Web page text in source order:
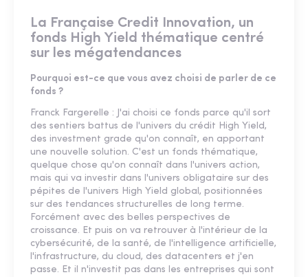
La Française Credit Innovation, un
fonds High Yield thématique centré
sur les mégatendances
Pourquoi est-ce que vous avez choisi de parler de ce
fonds ?
Franck Fargerelle : J'ai choisi ce fonds parce qu'il sort
des sentiers battus de l'univers du crédit High Yield,
des investment grade qu'on connaît, en apportant
une nouvelle solution. C'est un fonds thématique,
quelque chose qu'on connaît dans l'univers action,
mais qui va investir dans l'univers obligataire sur des
pépites de l'univers High Yield global, positionnées
sur des tendances structurelles de long terme.
Forcément avec des belles perspectives de
croissance. Et puis on va retrouver à l'intérieur de la
cybersécurité, de la santé, de l'intelligence artificielle,
l'infrastructure, du cloud, des datacenters et j'en
passe. Et il n'investit pas dans les entreprises qui sont